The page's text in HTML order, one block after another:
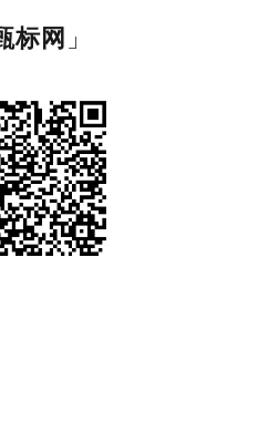
标网 」